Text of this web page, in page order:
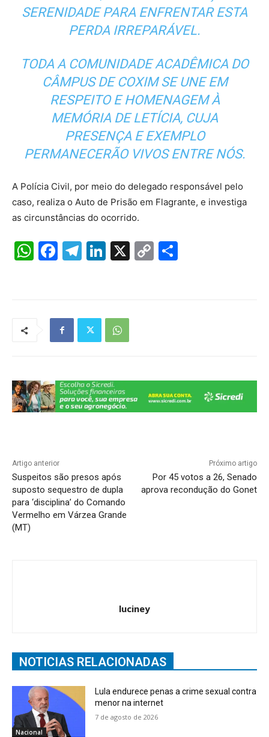
SERENIDADE PARA ENFRENTAR ESTA
PERDA IRREPARÁVEL.
TODA A COMUNIDADE ACADÊMICA DO
CÂMPUS DE COXIM SE UNE EM
RESPEITO E HOMENAGEM À
MEMÓRIA DE LETÍCIA, CUJA
PRESENÇA E EXEMPLO
PERMANECERÃO VIVOS ENTRE NÓS.
A Polícia Civil, por meio do delegado responsável pelo
caso, realiza o Auto de Prisão em Flagrante, e investiga
as circunstâncias do ocorrido.
W F
b
o
k
T
a
m
Li
dI
n
X
C
Artigo anterior
Suspeitos são presos após
suposto sequestro de dupla
para ‘disciplina’ do Comando
Vermelho em Várzea Grande
(MT)
Próximo artigo
Por 45 votos a 26, Senado
aprova recondução do Gonet
luciney
NOTICIAS RELACIONADAS
Nacional
Lula endurece penas a crime sexual contra
menor na internet
7 de agosto de 2026